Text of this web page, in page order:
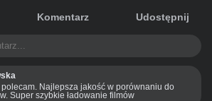
Komentarz Udostępnij
Najlepsza jakość w porównaniu do
Super szybkie ładowanie filmów